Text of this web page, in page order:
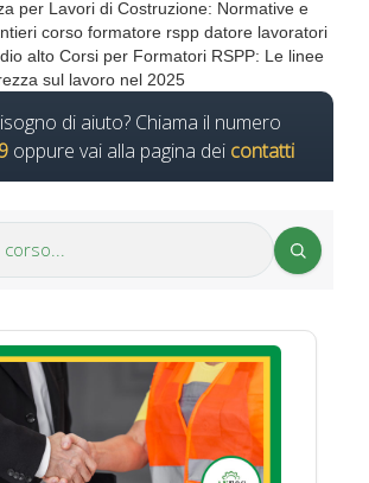
per Lavori di Costruzione: Normative e
corso formatore rspp datore lavoratori
alto Corsi per Formatori RSPP: Le linee
sul lavoro nel 2025
di aiuto? Chiama il numero
oppure vai alla pagina dei contatti